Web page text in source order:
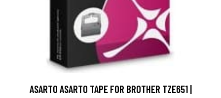
ASARTO ASARTO TAPE FOR BROTHER TZE651 |